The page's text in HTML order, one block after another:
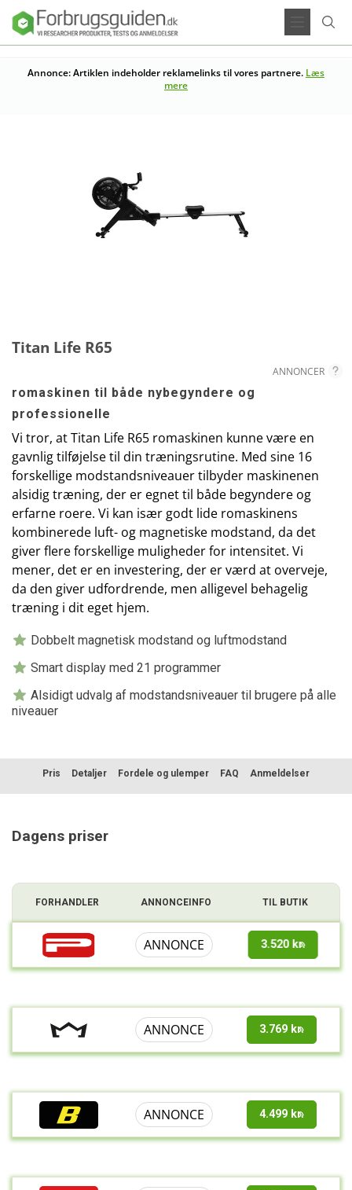
Annonce: Artiklen indeholder reklamelinks til vores partnere. Læs
mere
Titan Life R65
ANNONCER
romaskinen til både nybegyndere og
professionelle
Vi tror, at Titan Life R65 romaskinen kunne være en
gavnlig tilføjelse til din træningsrutine. Med sine 16
forskellige modstandsniveauer tilbyder maskinenen
alsidig træning, der er egnet til både begyndere og
erfarne roere. Vi kan især godt lide romaskinens
kombinerede luft- og magnetiske modstand, da det
giver flere forskellige muligheder for intensitet. Vi
mener, det er en investering, der er værd at overveje,
da den giver udfordrende, men alligevel behagelig
træning i dit eget hjem.
Dobbelt magnetisk modstand og luftmodstand
Smart display med 21 programmer
Alsidigt udvalg af modstandsniveauer til brugere på alle
niveauer
Pris Detaljer Fordele og ulemper FAQ Anmeldelser
Dagens priser
FORHANDLER ANNONCEINFO TIL BUTIK
ANNONCE 3.520 kr.
ANNONCE 3.769 kr.
ANNONCE 4.499 kr.